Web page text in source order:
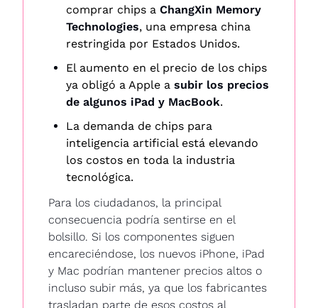
comprar chips a ChangXin Memory
Technologies, una empresa china
restringida por Estados Unidos.
El aumento en el precio de los chips
ya obligó a Apple a subir los precios
de algunos iPad y MacBook.
La demanda de chips para
inteligencia artificial está elevando
los costos en toda la industria
tecnológica.
Para los ciudadanos, la principal
consecuencia podría sentirse en el
bolsillo. Si los componentes siguen
encareciéndose, los nuevos iPhone, iPad
y Mac podrían mantener precios altos o
incluso subir más, ya que los fabricantes
trasladan parte de esos costos al